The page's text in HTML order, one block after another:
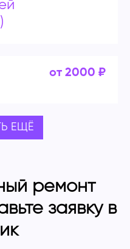
от 2000 ₽
ЕЩЁ
ремонт
заявку в